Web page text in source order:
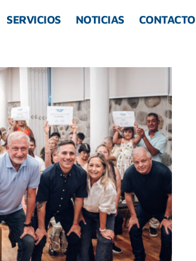
SERVICIOS NOTICIAS CONTACTO